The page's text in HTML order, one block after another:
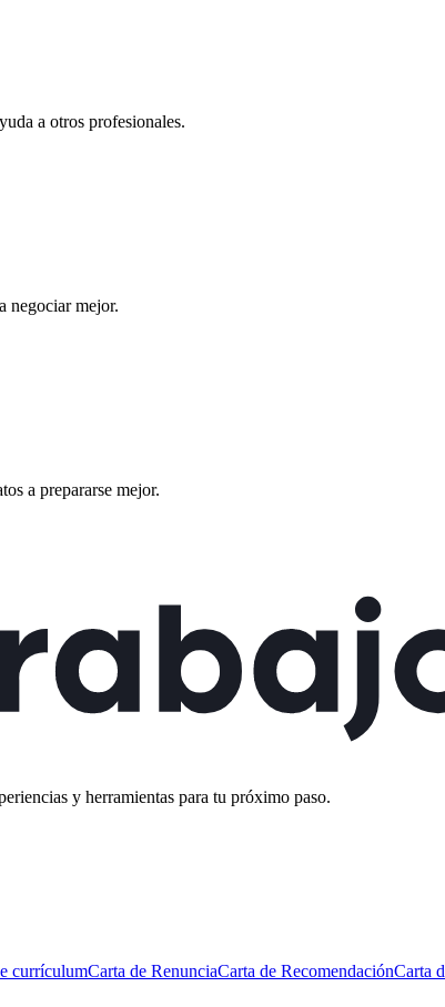
a otros profesionales.
negociar mejor.
a prepararse mejor.
y herramientas para tu próximo paso.
currículumCarta de RenunciaCarta de RecomendaciónCarta